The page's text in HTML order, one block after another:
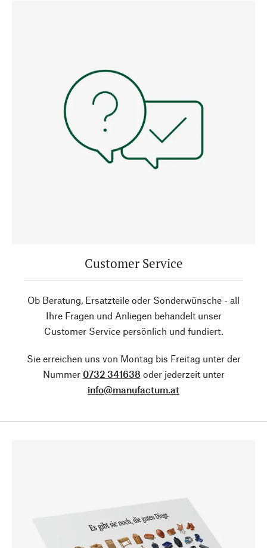
Customer Service
Ob Beratung, Ersatzteile oder Sonderwünsche - all
Ihre Fragen und Anliegen behandelt unser
Customer Service persönlich und fundiert.
Sie erreichen uns von Montag bis Freitag unter der
Nummer 0732 341638 oder jederzeit unter
info@manufactum.at